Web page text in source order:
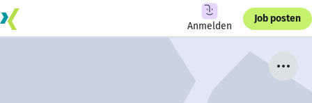
Anmelden
Job posten